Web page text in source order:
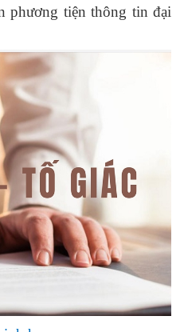
phương tiện thông tin đại